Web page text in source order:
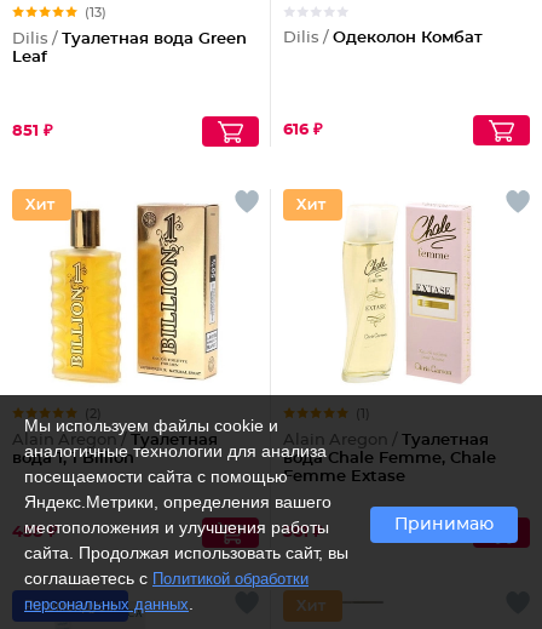
(13)
Dilis / Туалетная вода Green
Leaf
851 ₽
Dilis / Одеколон Комбат
616 ₽
(2)
Alain Aregon / Туалетная
вода 1, 1 Billion
458 ₽
(1)
Alain Aregon / Туалетная
вода Chale Femme, Chale
Femme Extase
361 ₽
Рекомендуем
Мы используем файлы cookie и
аналогичные технологии для анализа
посещаемости сайта с помощью
Яндекс.Метрики, определения вашего
местоположения и улучшения работы
сайта. Продолжая использовать сайт, вы
соглашаетесь с Политикой обработки
персональных данных
Принимаю